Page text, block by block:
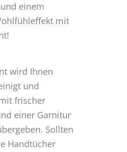
einem
mit
wird Ihnen
und
frischer
einer Garnitur
Sollten
Handtücher